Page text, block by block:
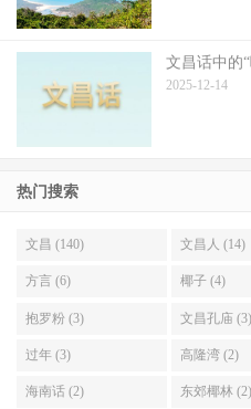
文昌话中
2025-12-14
热门搜索
文昌 (140) 文昌人 (14)
方言 (6) 椰子 (4)
抱罗粉 (3) 文昌孔庙 (3)
过年 (3) 高隆湾 (2)
海南话 (2) 东郊椰林 (2)